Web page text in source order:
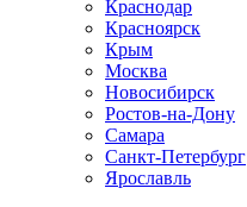
Краснодар
Красноярск
Крым
Москва
Новосибирск
Ростов-на-Дону
Самара
Санкт-Петербург
Ярославль